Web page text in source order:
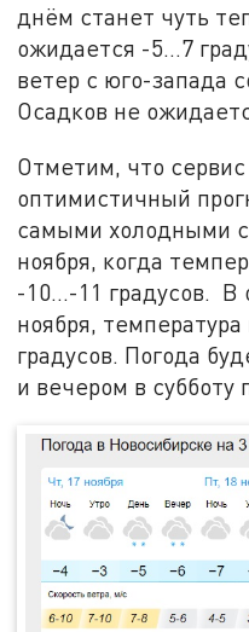
днём станет чуть
ожидается -5…7
ветер с юго-запада
Осадков не
Отметим, что
оптимистичный
самыми холодными
ноября, когда
-10…-11 градусов. В
ноября,
градусов. Погода
и вечером в субботу